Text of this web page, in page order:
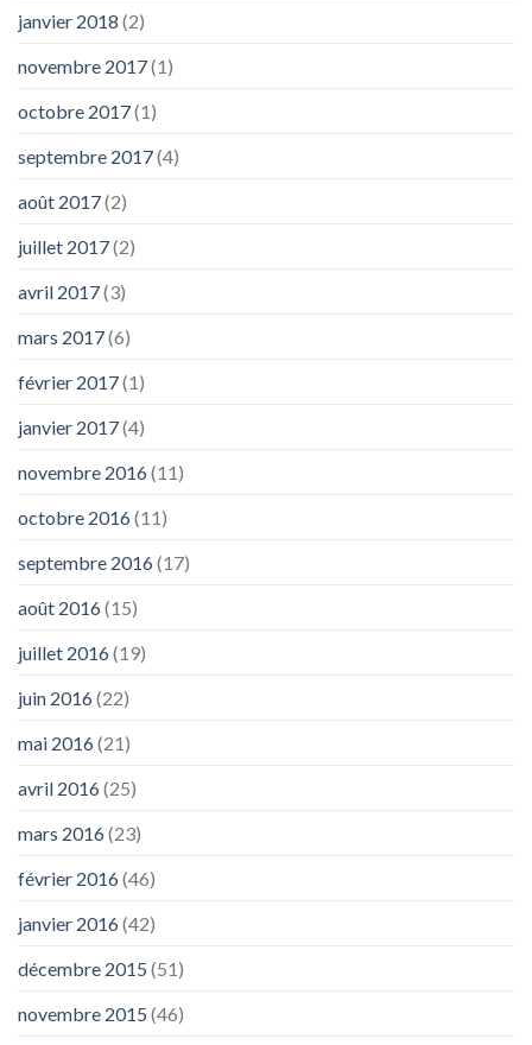
janvier 2018 (2)
novembre 2017(1)
octobre 2017(1)
septembre 2017(4)
août 2017(2)
juillet 2017(2)
avril 2017(3)
mars 2017(6)
février 2017(1)
janvier 2017(4)
novembre 2016(11)
octobre 2016(11)
septembre 2016(17)
août 2016(15)
juillet 2016(19)
juin 2016(22)
mai 2016(21)
avril 2016(25)
mars 2016(23)
février 2016(46)
janvier 2016(42)
décembre 2015 (51)
novembre 2015 (46)